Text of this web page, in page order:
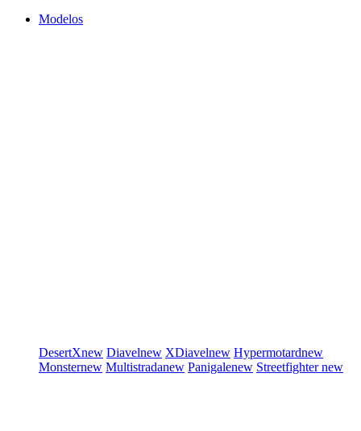
Modelos
DesertXnew Diavelnew XDiavelnew Hypermotardnew
Monsternew Multistradanew Panigalenew Streetfighternew